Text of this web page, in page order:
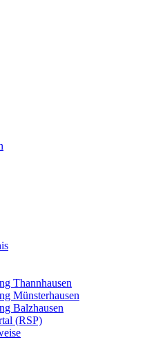
Thannhausen
Münsterhausen
Balzhausen
(RSP)